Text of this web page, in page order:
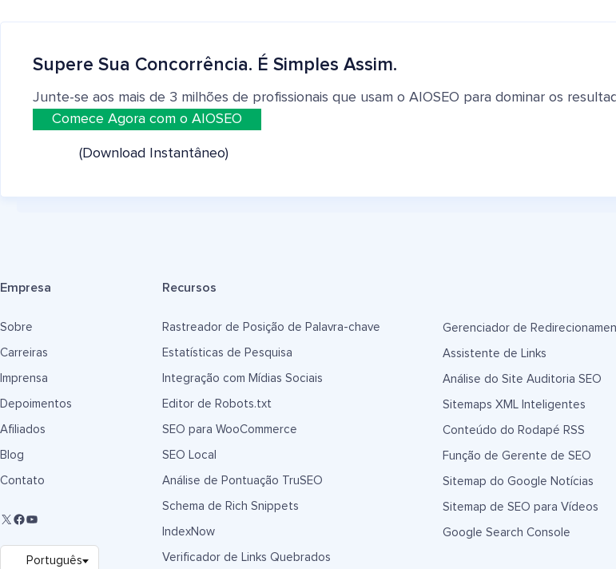
Supere Sua Concorrência. É Simples Assim.
Junte-se aos mais de 3 milhões de profissionais que usam o AIOSEO para dominar os
Comece Agora com o AIOSEO
(Download Instantâneo)
Empresa
Sobre
Carreiras
Imprensa
Depoimentos
Afiliados
Blog
Contato
Recursos
Rastreador de Posição de Palavra-chave
Estatísticas de Pesquisa
Integração com Mídias Sociais
Editor de Robots.txt
SEO para WooCommerce
SEO Local
Análise de Pontuação TruSEO
Schema de Rich Snippets
IndexNow
Verificador de Links Quebrados
Gerenciador de
Assistente de Links
Análise do Site Auditoria SEO
Sitemaps XML Inteligentes
Conteúdo do Rodapé RSS
Função de Gerente de SEO
Sitemap do Google Notícias
Sitemap de SEO para Vídeos
Google Search Console